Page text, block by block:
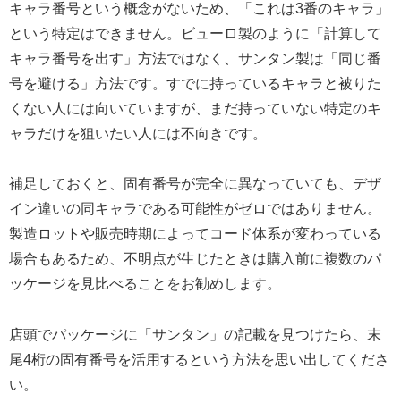
キャラ番号という概念がないため、「これは3番のキャラ」
という特定はできません。ビューロ製のように「計算して
キャラ番号を出す」方法ではなく、サンタン製は「同じ番
号を避ける」方法です。すでに持っているキャラと被りた
くない人には向いていますが、まだ持っていない特定のキ
ャラだけを狙いたい人には不向きです。
補足しておくと、固有番号が完全に異なっていても、デザ
イン違いの同キャラである可能性がゼロではありません。
製造ロットや販売時期によってコード体系が変わっている
場合もあるため、不明点が生じたときは購入前に複数のパ
ッケージを見比べることをお勧めします。
店頭でパッケージに「サンタン」の記載を見つけたら、末
尾4桁の固有番号を活用するという方法を思い出してくださ
い。